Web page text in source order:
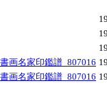
画名家印鑑譜_807016
画名家印鑑譜_807016